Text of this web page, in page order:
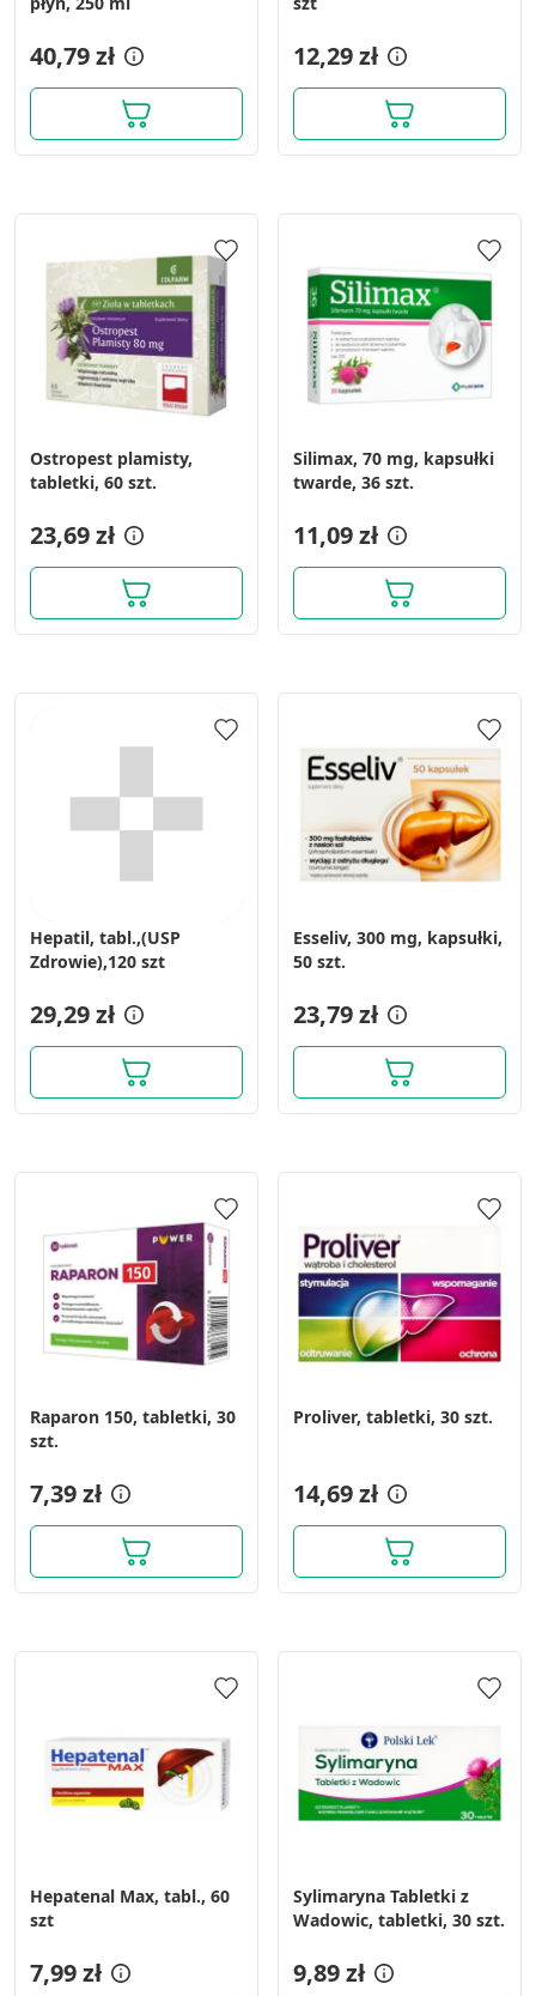
40,79 zł 12,29 zł
Ostropest plamisty,
tabletki, 60 szt.
23,69 zł
Silimax, 70 mg, kapsułki
twarde, 36 szt.
11,09 zł
Hepatil, tabl.,(USP
Zdrowie),120 szt
29,29 zł
Esseliv, 300 mg, kapsułki,
50 szt.
23,79 zł
Raparon 150, tabletki, 30
szt.
7,39 zł
Proliver, tabletki, 30 szt.
14,69 zł
Hepatenal Max, tabl., 60
szt
7,99 zł
Sylimaryna Tabletki z
Wadowic, tabletki, 30 szt.
9,89 zł